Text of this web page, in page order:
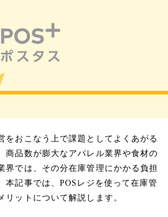
をおこなう上で課題としてよくあがる
商品数が膨大なアパレル業界や食材の
界では、その分在庫管理にかかる負担
本記事では、POSレジを使って在庫管
リットについて解説します。